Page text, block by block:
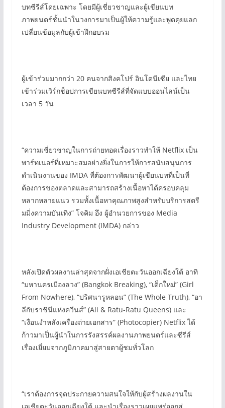
บทซีรีส์โดยเฉพาะ โดยมีผู้เชี่ยวชาญและผู้เขียนบท
ภาพยนตร์ชั้นนำในวงการมาเป็นผู้ให้ความรู้และพูดคุยแลก
เปลี่ยนข้อมูลกับผู้เข้าฝึกอบรม
ผู้เข้าร่วมมากกว่า 20 คนจากสิงคโปร์ อินโดนีเซีย และไทย
เข้าร่วมเวิร์กช็อปการเขียนบทซีรีส์ที่จัดแบบออนไลน์เป็น
เวลา 5 วัน
“ความเชี่ยวชาญในการถ่ายทอดเรื่องราวทำให้ Netflix เป็น
พาร์ทเนอร์ที่เหมาะสมอย่างยิ่งในการให้การสนับสนุนการ
ดำเนินงานของ IMDA ที่ต้องการพัฒนาผู้เขียนบทที่เป็นที่
ต้องการของตลาดและสามารถสร้างเนื้อหาได้ครอบคลุม
หลากหลายแนว รวมทั้งเนื้อหาคุณภาพสูงสำหรับบริการสตรี
มมิ่งความบันเทิง” โจคิม อึง ผู้อำนวยการของ Media
Industry Development (IMDA) กล่าว
หลังเปิดตัวผลงานล่าสุดจากฝั่งเอเชียตะวันออกเฉียงใต้ อาทิ
“มหานครเมืองลวง” (Bangkok Breaking), “เด็กใหม่” (Girl
From Nowhere), “ปริศนารูหลอน” (The Whole Truth), “อา
ลีกับราชินีแห่งควีนส์” (Ali & Ratu-Ratu Queens) และ
“เงื่อนงำหลังเครื่องถ่ายเอกสาร” (Photocopier) Netflix ได้
ก้าวมาเป็นผู้นำในการรังสรรค์ผลงานภาพยนตร์และซีรีส์
เรื่องเยี่ยมจากภูมิภาคมาสู่สายตาผู้ชมทั่วโลก
“เราต้องการจุดประกายความสนใจให้กับผู้สร้างผลงานใน